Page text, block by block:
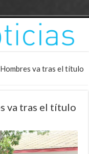
va tras el título
va tras el título